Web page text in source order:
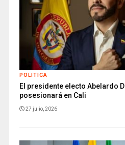
POLITICA
El presidente electo Abelardo
posesionará en Cali
27 julio, 2026